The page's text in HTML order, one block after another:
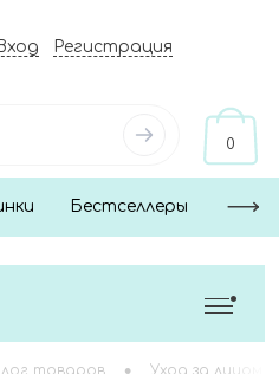
Вход Регистрация
0
Бестселлеры
товаров Уход за лицом